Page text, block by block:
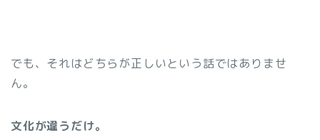
でも、それはどちらが正しいという話ではありませ
ん。
文化が違うだけ。